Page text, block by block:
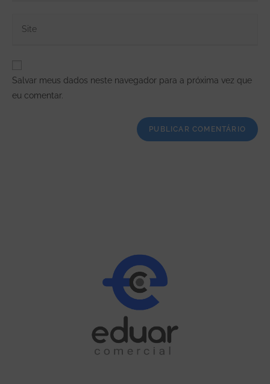
Salvar meus dados neste navegador para a próxima vez que
eu comentar.